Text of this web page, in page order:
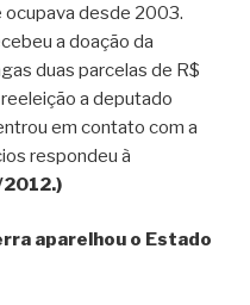
desde 2003.
a doação da
duas parcelas de R$
a deputado
em contato com a
respondeu à
aparelhou o Estado